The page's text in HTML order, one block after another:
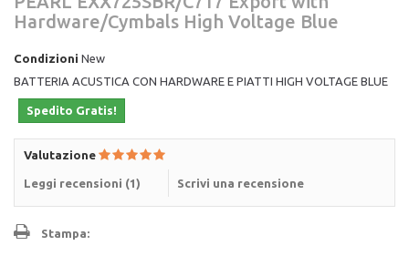
Hardware/Cymbals High Voltage Blue
Condizioni New
BATTERIA ACUSTICA CON HARDWARE E PIATTI HIGH VOLTAGE BLUE
Spedito Gratis!
Valutazione
Leggi recensioni (1) Scrivi una recensione
Stampa: